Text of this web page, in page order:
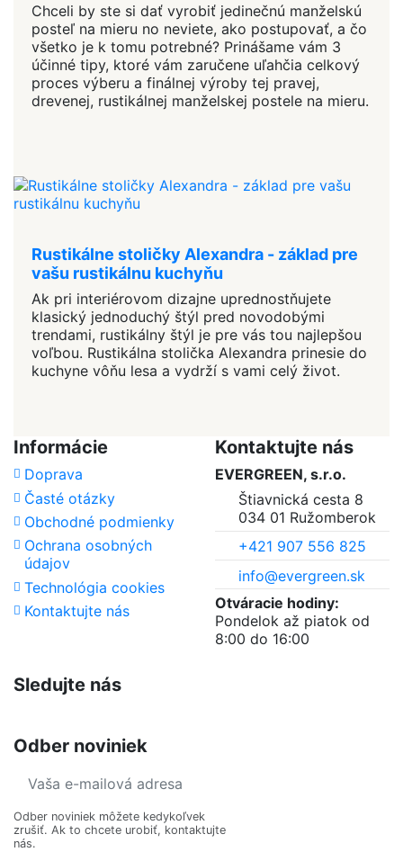
Chceli by ste si dať vyrobiť jedinečnú manželskú
posteľ na mieru no neviete, ako postupovať, a čo
všetko je k tomu potrebné? Prinášame vám 3
účinné tipy, ktoré vám zaručene uľahčia celkový
proces výberu a finálnej výroby tej pravej,
drevenej, rustikálnej manželskej postele na mieru.
Rustikálne stoličky Alexandra - základ pre
vašu rustikálnu kuchyňu
Ak pri interiérovom dizajne uprednostňujete
klasický jednoduchý štýl pred novodobými
trendami, rustikálny štýl je pre vás tou najlepšou
voľbou. Rustikálna stolička Alexandra prinesie do
kuchyne vôňu lesa a vydrží s vami celý život.
Informácie
Doprava
Časté otázky
Obchodné podmienky
Ochrana osobných
údajov
Technológia cookies
Kontaktujte nás
Kontaktujte nás
EVERGREEN, s.r.o.
Štiavnická cesta 8
034 01 Ružomberok
+421 907 556 825
info@evergreen.sk
Otváracie hodiny:
Pondelok až piatok od
8:00 do 16:00
Sledujte nás
Odber noviniek
Odber noviniek môžete kedykoľvek
zrušiť. Ak to chcete urobiť, kontaktujte
nás.